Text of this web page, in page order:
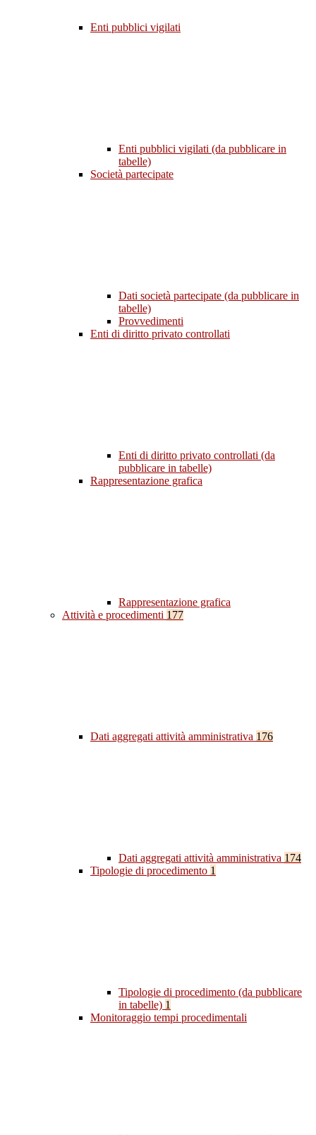
Enti pubblici vigilati
Enti pubblici vigilati (da pubblicare in
tabelle)
Società partecipate
Dati società partecipate (da pubblicare in
tabelle)
Provvedimenti
Enti di diritto privato controllati
Enti di diritto privato controllati (da
pubblicare in tabelle)
Rappresentazione grafica
Rappresentazione grafica
Attività e procedimenti 177
Dati aggregati attività amministrativa 176
Dati aggregati attività amministrativa 174
Tipologie di procedimento 1
Tipologie di procedimento (da pubblicare
in tabelle) 1
Monitoraggio tempi procedimentali